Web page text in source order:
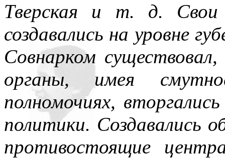
Тверская и т. д. Свои
создавались на уровне
Совнарком
органы, имея
полномочиях,
политики. Создавались
противостоящие